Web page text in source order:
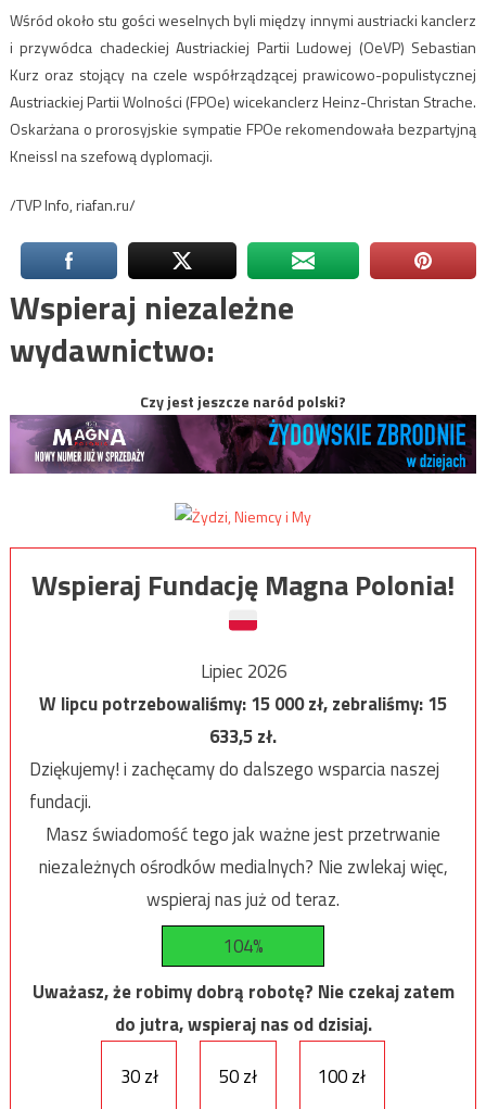
Wśród około stu gości weselnych byli między innymi austriacki kanclerz
i przywódca chadeckiej Austriackiej Partii Ludowej (OeVP) Sebastian
Kurz oraz stojący na czele współrządzącej prawicowo-populistycznej
Austriackiej Partii Wolności (FPOe) wicekanclerz Heinz-Christan Strache.
Oskarżana o prorosyjskie sympatie FPOe rekomendowała bezpartyjną
Kneissl na szefową dyplomacji.
/TVP Info, riafan.ru/
Wspieraj niezależne
wydawnictwo:
Czy jest jeszcze naród polski?
Wspieraj Fundację Magna Polonia!
Lipiec 2026
W lipcu potrzebowaliśmy:15 000zł, zebraliśmy:15
633,5zł.
Dziękujemy! i zachęcamy do dalszego wsparcia naszej
fundacji.
Masz świadomość tego jak ważne jest przetrwanie
niezależnych ośrodków medialnych? Nie zwlekaj więc,
wspieraj nas już od teraz.
104%
Uważasz, że robimy dobrą robotę? Nie czekaj zatem
do jutra, wspieraj nas od dzisiaj.
30 zł
50 zł 100 zł